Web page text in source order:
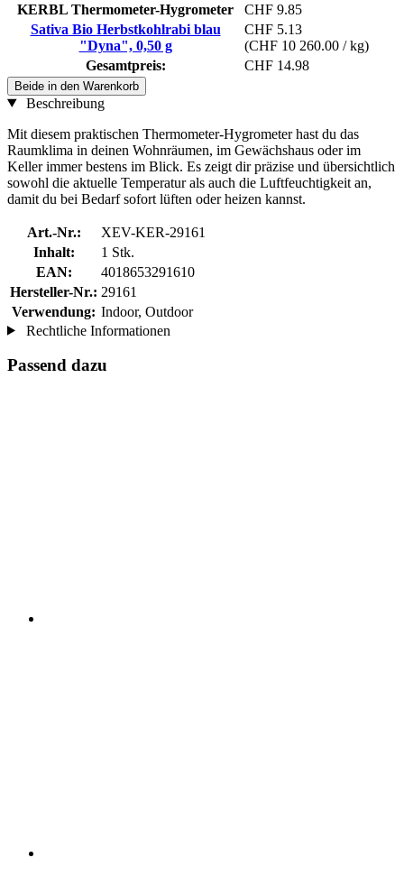
KERBL Thermometer-Hygrometer
CHF 9.85
Sativa Bio Herbstkohlrabi blau
"Dyna", 0,50 g
CHF 5.13
(CHF 10 260.00 / kg)
Gesamtpreis:
CHF 14.98
Beide in den Warenkorb
Beschreibung
Mit diesem praktischen Thermometer-Hygrometer hast du das
Raumklima in deinen Wohnräumen, im Gewächshaus oder im
Keller immer bestens im Blick. Es zeigt dir präzise und übersichtlich
sowohl die aktuelle Temperatur als auch die Luftfeuchtigkeit an,
damit du bei Bedarf sofort lüften oder heizen kannst.
Art.-Nr.:
XEV-KER-29161
Inhalt:
1 Stk.
EAN:
4018653291610
Hersteller-Nr.: 29161
Verwendung: Indoor, Outdoor
Rechtliche Informationen
Passend dazu